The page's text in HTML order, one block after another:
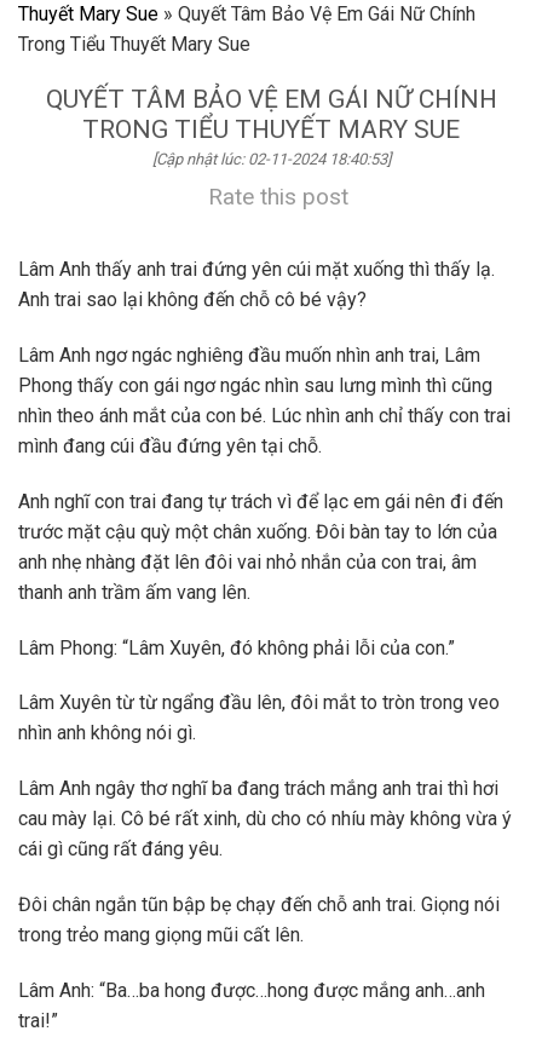
Thuyết Mary Sue » Quyết Tâm Bảo Vệ Em Gái Nữ Chính
Trong Tiểu Thuyết Mary Sue
QUYẾT TÂM BẢO VỆ EM GÁI NỮ CHÍNH
TRONG TIỂU THUYẾT MARY SUE
[Cập nhật lúc: 02-11-2024 18:40:53]
Rate this post
Lâm Anh thấy anh trai đứng yên cúi mặt xuống thì thấy lạ.
Anh trai sao lại không đến chỗ cô bé vậy?
Lâm Anh ngơ ngác nghiêng đầu muốn nhìn anh trai, Lâm
Phong thấy con gái ngơ ngác nhìn sau lưng mình thì cũng
nhìn theo ánh mắt của con bé. Lúc nhìn anh chỉ thấy con trai
mình đang cúi đầu đứng yên tại chỗ.
Anh nghĩ con trai đang tự trách vì để lạc em gái nên đi đến
trước mặt cậu quỳ một chân xuống. Đôi bàn tay to lớn của
anh nhẹ nhàng đặt lên đôi vai nhỏ nhắn của con trai, âm
thanh anh trầm ấm vang lên.
Lâm Phong: “Lâm Xuyên, đó không phải lỗi của con.”
Lâm Xuyên từ từ ngẩng đầu lên, đôi mắt to tròn trong veo
nhìn anh không nói gì.
Lâm Anh ngây thơ nghĩ ba đang trách mắng anh trai thì hơi
cau mày lại. Cô bé rất xinh, dù cho có nhíu mày không vừa ý
cái gì cũng rất đáng yêu.
Đôi chân ngắn tũn bập bẹ chạy đến chỗ anh trai. Giọng nói
trong trẻo mang giọng mũi cất lên.
Lâm Anh: “Ba…ba hong được…hong được mắng anh…anh
trai!”